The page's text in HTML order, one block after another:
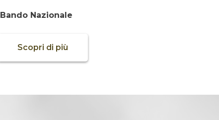
Bando Nazionale
Scopri di più